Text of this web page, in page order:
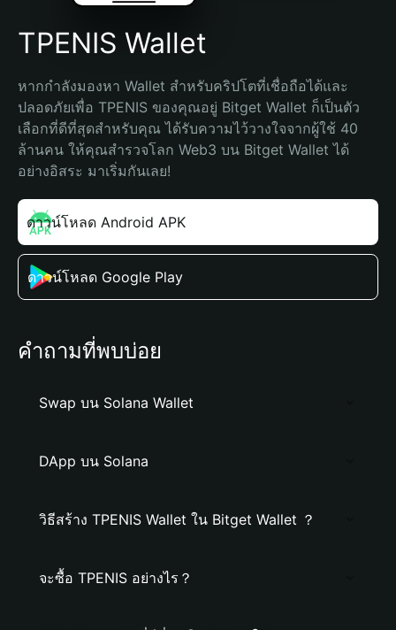
TPENIS Wallet
หากกำลังมองหา Wallet สำหรับคริปโตที่เชื่อถือได้และ
ปลอดภัยเพื่อ TPENIS ของคุณอยู่ Bitget Wallet ก็เป็นตัว
เลือกที่ดีที่สุดสำหรับคุณ ได้รับความไว้วางใจจากผู้ใช้ 40
ล้านคน ให้คุณสำรวจโลก Web3 บน Bitget Wallet ได้
อย่างอิสระ มาเริ่มกันเลย!
ดาวน์โหลด Android APK
ดาวน์โหลด Google Play
คำถามที่พบบ่อย
Swap บน Solana Wallet
DApp บน Solana
วิธีสร้าง TPENIS Wallet ใน Bitget Wallet ？
จะซื้อ TPENIS อย่างไร？